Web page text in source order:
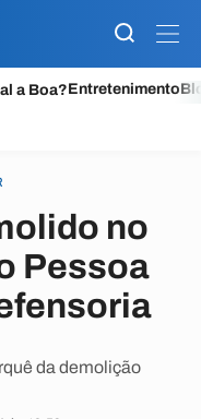
a Boa?Entretenimento
no
Pessoa
da demolição